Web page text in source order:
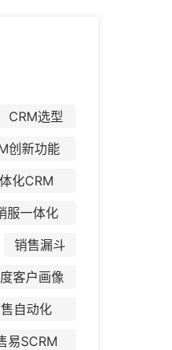
CRM选型
创新功能
化CRM
服一体化
销售漏斗
客户画像
自动化
易SCRM